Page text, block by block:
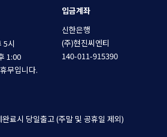
5시
1:00
무입니다.
입금계좌
신한은행
(주)현진씨엔티
140-011-915390
료시 당일출고 (주말 및 공휴일 제외)